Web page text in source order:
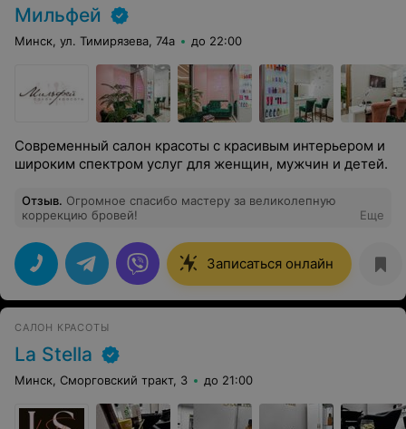
Мильфей
Минск, ул. Тимирязева, 74а до 22:00
Современный салон красоты с красивым интерьером и
широким спектром услуг для женщин, мужчин и детей.
Отзыв. Огромное спасибо мастеру за великолепную
коррекцию бровей!
Еще
Записаться онлайн
САЛОН КРАСОТЫ
La Stella
Минск, Сморговский тракт, 3 до 21:00